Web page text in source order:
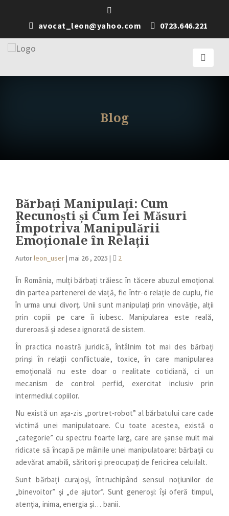
avocat_leon@yahoo.com 0723.646.221
Blog
Bărbați Manipulați: Cum
Recunoști și Cum Iei Măsuri
Împotriva Manipulării
Emoționale în Relații
Autorleon_user| mai 26 , 2025 | 2
În România, mulți bărbați trăiesc în tăcere abuzul emoțional
din partea partenerei de viață, fie într-o relație de cuplu, fie
în urma unui divorț. Unii sunt manipulați prin vinovăție, alții
prin copiii pe care îi iubesc. Manipularea este reală,
dureroasă și adesea ignorată de sistem.
În practica noastră juridică, întâlnim tot mai des bărbați
prinși în relații conflictuale, toxice, în care manipularea
emoțională nu este doar o realitate cotidiană, ci un
mecanism de control perfid, exercitat inclusiv prin
intermediul copiilor.
Nu există un aşa-zis „portret-robot” al bărbatului care cade
victimă unei manipulatoare. Cu toate acestea, există o
„categorie” cu spectru foarte larg, care are şanse mult mai
ridicate să încapă pe mâinile unei manipulatoare: bărbații cu
adevărat amabili, săritori şi preocupați de fericirea celuilalt.
Sunt bărbați curajoşi, întruchipând sensul noţiunilor de
„binevoitor” şi „de ajutor”. Sunt generoși: îşi oferă timpul,
atenția, inima, energia şi… banii.